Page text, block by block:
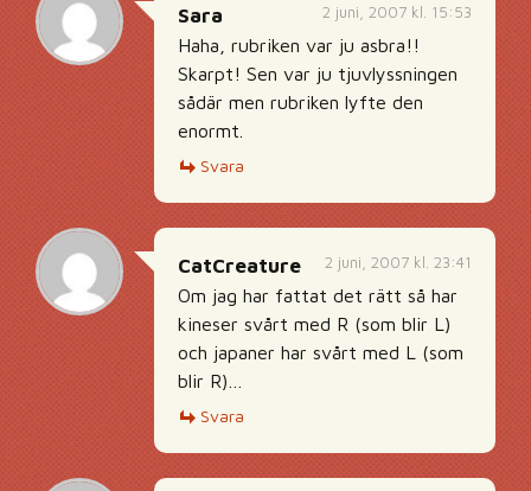
2 juni, 2007 kl. 15:53
Sara
Haha, rubriken var ju asbra!!
Skarpt! Sen var ju tjuvlyssningen
sådär men rubriken lyfte den
enormt.
Svara
2 juni, 2007 kl. 23:41
CatCreature
Om jag har fattat det rätt så har
kineser svårt med R (som blir L)
och japaner har svårt med L (som
blir R)…
Svara